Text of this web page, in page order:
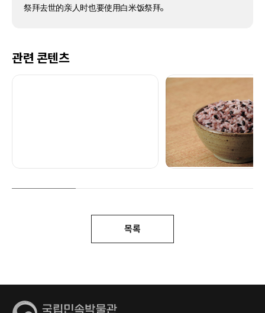
祭拜去世的亲人时也要使用白米饭祭拜。
관련 콘텐츠
목록